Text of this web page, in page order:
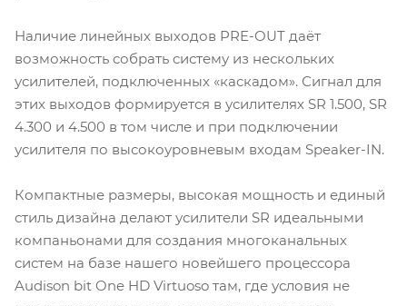
Наличие линейных выходов PRE-OUT даёт
возможность собрать систему из нескольких
усилителей, подключенных «каскадом». Сигнал для
этих выходов формируется в усилителях SR 1.500, SR
4.300 и 4.500 в том числе и при подключении
усилителя по высокоуровневым входам Speaker-IN.
Компактные размеры, высокая мощность и единый
стиль дизайна делают усилители SR идеальными
компаньонами для создания многоканальных
систем на базе нашего новейшего процессора
Audison bit One HD Virtuoso там, где условия не